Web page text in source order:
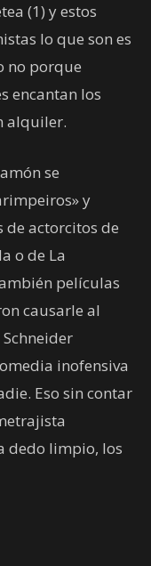
(1) y estos
lo que son es
no porque
encantan los
alquiler.
se
y
de actorcitos de
o de La
películas
causarle al
inofensiva
Eso sin contar
dedo limpio, los